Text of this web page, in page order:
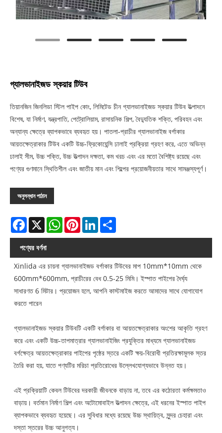
গ্যালভানাইজড স্কয়ার টিউব
তিয়ানজিন জিনলিডা স্টিল পাইপ কোং, লিমিটেড চীন গ্যালভানাইজড স্কয়ার টিউব উত্পাদনে
বিশেষ, যা নির্মাণ, যন্ত্রপাতি, পেট্রোলিয়াম, রাসায়নিক শিল্প, বৈদ্যুতিক শক্তি, পরিবহন এবং
অন্যান্য ক্ষেত্রে ব্যাপকভাবে ব্যবহৃত হয়। পাতলা-প্রাচীর গ্যালভানাইজ বর্গাকার
আয়তক্ষেত্রাকার টিউব একটি উচ্চ-ফ্রিকোয়েন্সি ঢালাই প্রক্রিয়া গ্রহণ করে, এতে অভিন্ন
ঢালাই সীম, উচ্চ শক্তি, উচ্চ উত্পাদন দক্ষতা, কম খরচ এবং এর মতো বৈশিষ্ট্য রয়েছে এবং
পণ্যের গুণমানে স্থিতিশীল এবং জাতীয় মান এবং শিল্পের প্রয়োজনীয়তার সাথে সামঞ্জস্যপূর্ণ।
অনুসন্ধান পাঠান
Facebook
X WhatsAppPinterestLinkedIn
পণ্যের বর্ণনা
Xinlida এর চায়না গ্যালভানাইজড বর্গাকার টিউবের মাপ 10mm*10mm থেকে
600mm*600mm, প্রাচীরের বেধ 0.5-25 মিমি। ইস্পাত পাইপের দৈর্ঘ্য
সাধারণত 6 মিটার। প্রয়োজন হলে, আপনি কাস্টমাইজ করতে আমাদের সাথে যোগাযোগ
করতে পারেন
গ্যালভানাইজড স্কয়ার টিউবটি একটি বর্গাকার বা আয়তক্ষেত্রাকার অংশের আকৃতি গ্রহণ
করে এবং একটি উচ্চ-তাপমাত্রার গ্যালভানাইজিং প্রযুক্তির মাধ্যমে গ্যালভানাইজড
বর্গক্ষেত্র আয়তক্ষেত্রাকার পাইপের পৃষ্ঠের স্তরে একটি ক্ষয়-বিরোধী প্রতিরক্ষামূলক স্তর
তৈরি করা হয়, যাতে পণ্যটির মরিচা প্রতিরোধের উল্লেখযোগ্যভাবে উন্নত হয়।
এই প্রক্রিয়াটি কেবল টিউবের দরকারী জীবনকে বাড়ায় না, তবে এর কঠোরতা কর্মক্ষমতাও
বাড়ায়। বর্তমান নির্মাণ শিল্প এবং অটোমোবাইল উত্পাদন ক্ষেত্রে, এই ধরনের ইস্পাত পাইপ
ব্যাপকভাবে ব্যবহৃত হয়েছে। এর সুবিধার মধ্যে রয়েছে উচ্চ স্থায়িত্ব, সুন্দর চেহারা এবং
দস্তা স্তরের উচ্চ আনুগত্য।